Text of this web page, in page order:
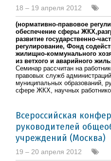
18 – 19 апреля 2012
(нормативно-правовое
обеспечение сферы
развитие государственно-
регулирование, Фонд
жилищно-коммунального
из ветхого и аварийного
Семинар рассчитан на
правовых служб
муниципальных образований,
сфере ЖКХ, научных
Всероссийская
руководителей
учреждений (Москва)
19 – 20 апреля 2012